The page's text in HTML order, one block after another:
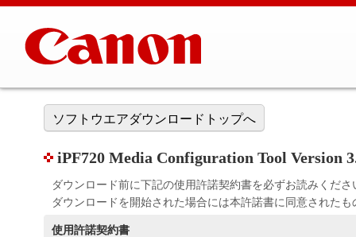
ソフトウエアダウンロードトップへ
iPF720 Media Configuration Tool Version
ダウンロード前に下記の使用許諾契約書を必ずお読みくださ
ダウンロードを開始された場合には本許諾書に同意された
使用許諾契約書